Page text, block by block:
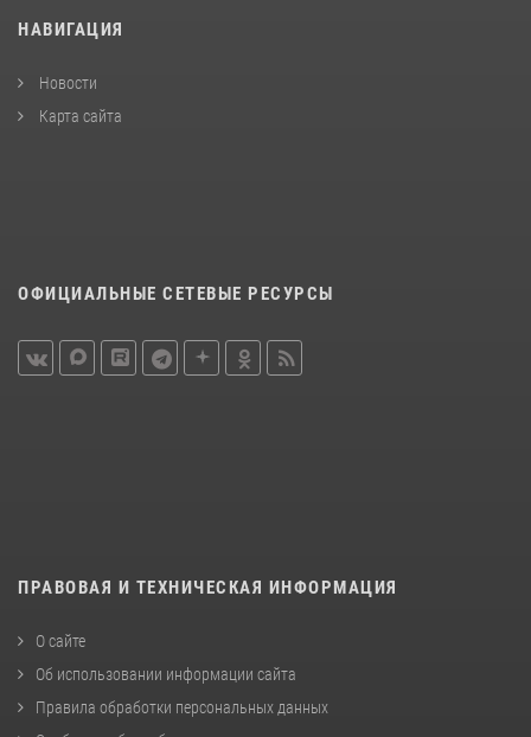
НАВИГАЦИЯ
Новости
Карта сайта
ОФИЦИАЛЬНЫЕ СЕТЕВЫЕ РЕСУРСЫ
ПРАВОВАЯ И ТЕХНИЧЕСКАЯ ИНФОРМАЦИЯ
О сайте
Об использовании информации сайта
Правила обработки персональных данных